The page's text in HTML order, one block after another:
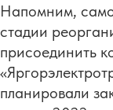
Напомним,
стадии
присоединить
планировали